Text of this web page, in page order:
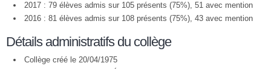
2017 : 79 élèves admis sur 105 présents (75%), 51 avec mention
2016 : 81 élèves admis sur 108 présents (75%), 43 avec mention
Détails administratifs du collège
Collège créé le 20/04/1975